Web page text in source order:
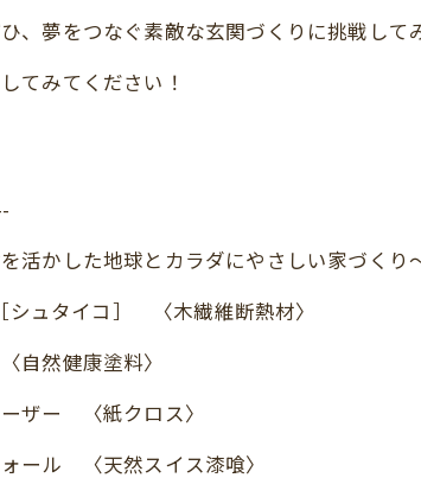
、夢をつなぐ素敵な玄関づくりに挑戦して
てみてください！
活かした地球とカラダにやさしい家づくり
シュタイコ］ 〈木繊維断熱材〉
自然健康塗料〉
ザー 〈紙クロス〉
ール 〈天然スイス漆喰〉